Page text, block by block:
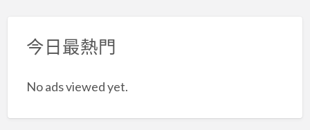
今日最熱門
No ads viewed yet.